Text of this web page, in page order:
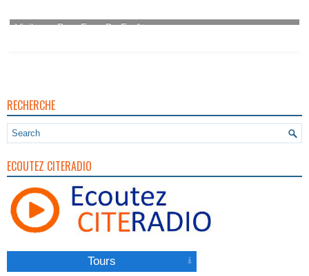
RECHERCHE
ECOUTEZ CITERADIO
Tours